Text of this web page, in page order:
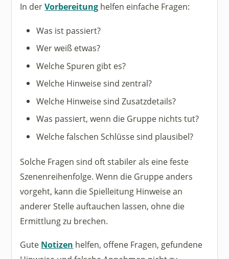
In derVorbereitung helfen einfache Fragen:
Was ist passiert?
Wer weiß etwas?
Welche Spuren gibt es?
Welche Hinweise sind zentral?
Welche Hinweise sind Zusatzdetails?
Was passiert, wenn die Gruppe nichts tut?
Welche falschen Schlüsse sind plausibel?
Solche Fragen sind oft stabiler als eine feste
Szenenreihenfolge. Wenn die Gruppe anders
vorgeht, kann die Spielleitung Hinweise an
anderer Stelle auftauchen lassen, ohne die
Ermittlung zu brechen.
Gute Notizen helfen, offene Fragen, gefundene